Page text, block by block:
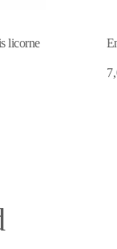
licorne